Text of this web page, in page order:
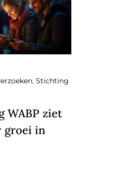
, Stichting
WABP ziet
groei in